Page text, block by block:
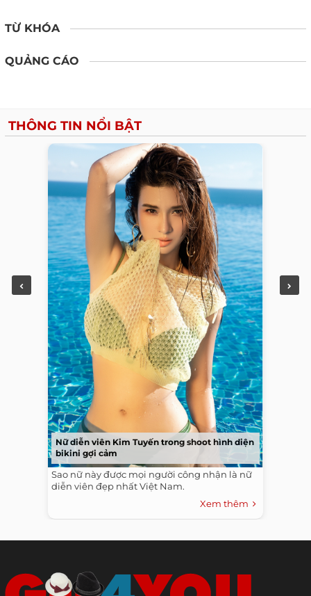
TỪ KHÓA
QUẢNG CÁO
THÔNG TIN NỔI BẬT
Nữ diễn viên Kim Tuyến trong shoot hình diện
bikini gợi cảm
Sao nữ này được mọi người công nhận là nữ
diễn viên đẹp nhất Việt Nam.
Xem thêm